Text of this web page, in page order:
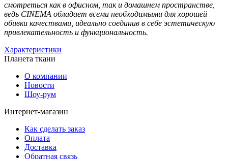
смотреться как в офисном, так и домашнем пространстве,
ведь CINEMA обладает всеми необходимыми для хорошей
обивки качествами, идеально соединив в себе эстетическую
привлекательность и функциональность.
Характеристики
Планета ткани
О компании
Новости
Шоу-рум
Интернет-магазин
Как сделать заказ
Оплата
Доставка
Обратная связь